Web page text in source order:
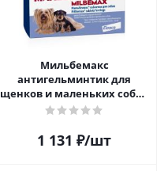
Мильбемакс
антигельминтик для
щенков и маленьких собак
(2таб)
1 131 ₽/шт